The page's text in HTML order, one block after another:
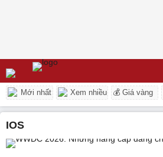
Mới nhất Xem nhiều 💰 Giá vàng
iOS